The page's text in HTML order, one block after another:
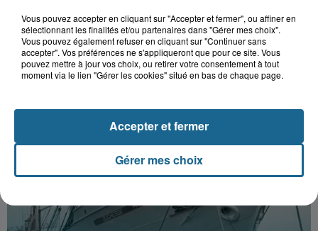
NOS AUTRES PODCASTS
Vous pouvez accepter en cliquant sur "Accepter et fermer", ou affiner en
sélectionnant les finalités et/ou partenaires dans "Gérer mes choix".
Vous pouvez également refuser en cliquant sur "Continuer sans
accepter". Vos préférences ne s'appliqueront que pour ce site. Vous
pouvez mettre à jour vos choix, ou retirer votre consentement à tout
moment via le lien "Gérer les cookies" situé en bas de chaque page.
Gérer mes choix
Accepter et fermer